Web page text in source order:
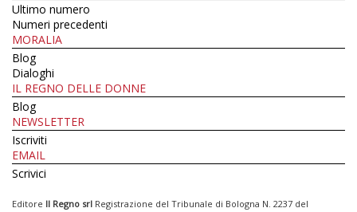
Ultimo numero
Numeri precedenti
MORALIA
Blog
Dialoghi
IL REGNO DELLE DONNE
Blog
NEWSLETTER
Iscriviti
EMAIL
Scrivici
Editore Il Regno srl Registrazione del Tribunale di Bologna N. 2237 del